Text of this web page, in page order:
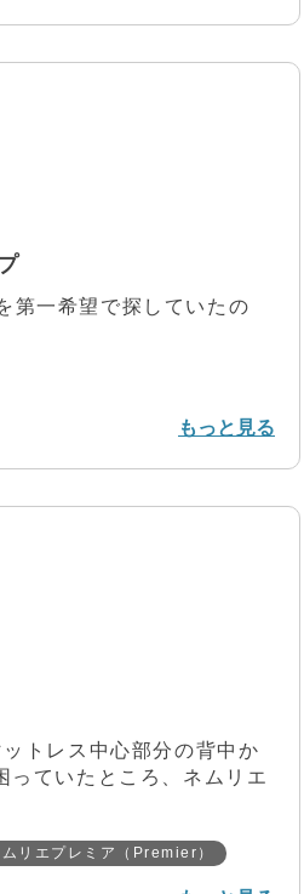
第一希望で探していたの
もっと見る
トレス中心部分の背中か
っていたところ、ネムリエ
リエプレミア（Premier）